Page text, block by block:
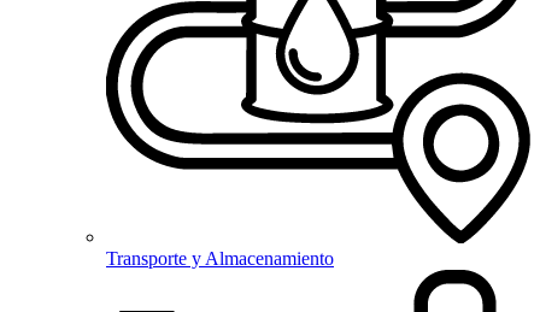
Transporte y Almacenamiento